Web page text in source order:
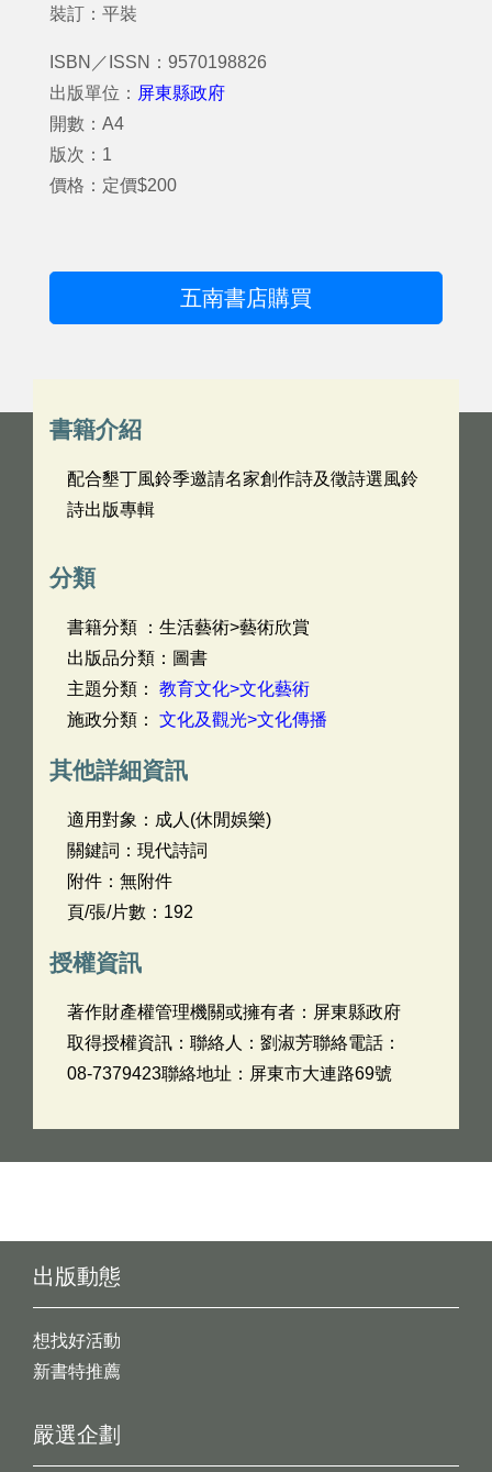
裝訂：平裝
ISBN／ISSN：9570198826
出版單位： 屏東縣政府
開數：A4
版次：1
價格：定價$200
五南書店購買
書籍介紹
配合墾丁風鈴季邀請名家創作詩及徵詩選風鈴
詩出版專輯
分類
書籍分類 ：生活藝術>藝術欣賞
出版品分類：圖書
主題分類： 教育文化>文化藝術
施政分類： 文化及觀光>文化傳播
其他詳細資訊
適用對象：成人(休閒娛樂)
關鍵詞：現代詩詞
附件：無附件
頁/張/片數：192
授權資訊
著作財產權管理機關或擁有者：屏東縣政府
取得授權資訊：聯絡人：劉淑芳聯絡電話：
08-7379423聯絡地址：屏東市大連路69號
出版動態
想找好活動
新書特推薦
嚴選企劃